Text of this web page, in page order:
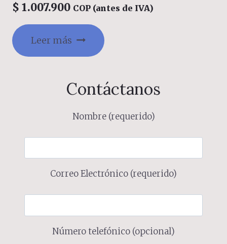
$ 1.007.900 COP (antes de IVA)
Leer más
Contáctanos
Nombre (requerido)
Correo Electrónico (requerido)
Número telefónico (opcional)